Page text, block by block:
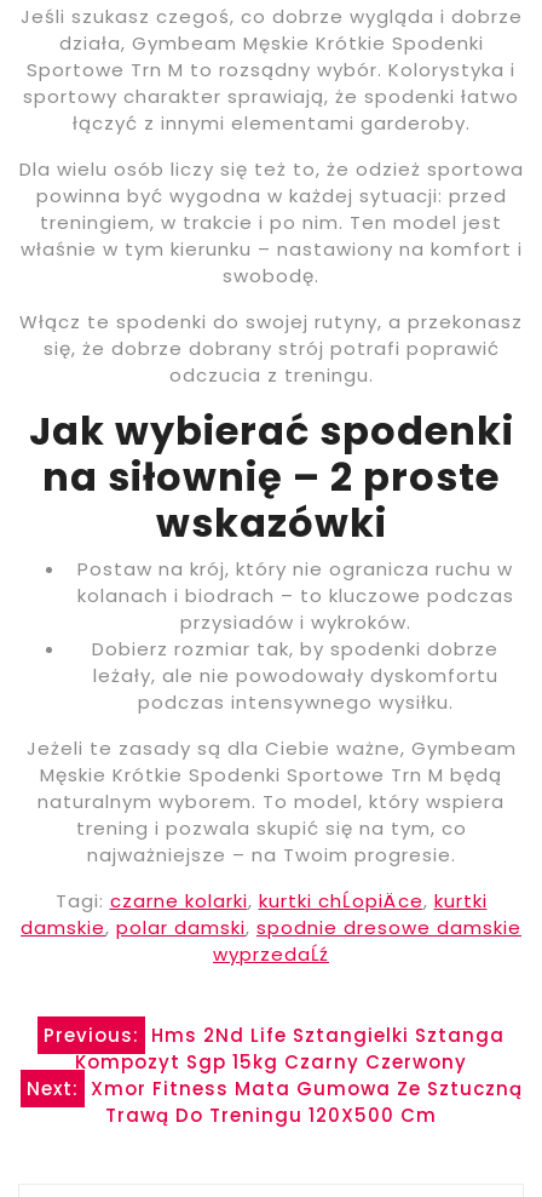
Jeśli szukasz czegoś, co dobrze wygląda i dobrze
działa, Gymbeam Męskie Krótkie Spodenki
Sportowe Trn M to rozsądny wybór. Kolorystyka i
sportowy charakter sprawiają, że spodenki łatwo
łączyć z innymi elementami garderoby.
Dla wielu osób liczy się też to, że odzież sportowa
powinna być wygodna w każdej sytuacji: przed
treningiem, w trakcie i po nim. Ten model jest
właśnie w tym kierunku – nastawiony na komfort i
swobodę.
Włącz te spodenki do swojej rutyny, a przekonasz
się, że dobrze dobrany strój potrafi poprawić
odczucia z treningu.
Jak wybierać spodenki
na siłownię – 2 proste
wskazówki
Postaw na krój, który nie ogranicza ruchu w
kolanach i biodrach – to kluczowe podczas
przysiadów i wykroków.
Dobierz rozmiar tak, by spodenki dobrze
leżały, ale nie powodowały dyskomfortu
podczas intensywnego wysiłku.
Jeżeli te zasady są dla Ciebie ważne, Gymbeam
Męskie Krótkie Spodenki Sportowe Trn M będą
naturalnym wyborem. To model, który wspiera
trening i pozwala skupić się na tym, co
najważniejsze – na Twoim progresie.
Tagi: czarne kolarki, kurtki chĹopiÄce, kurtki
damskie, polar damski, spodnie dresowe damskie
wyprzedaĹź
Nawigacja
wpisu
Previous:
Hms 2Nd Life Sztangielki Sztanga
Kompozyt Sgp 15kg Czarny Czerwony
Next:
Xmor Fitness Mata Gumowa Ze Sztuczną
Trawą Do Treningu 120X500 Cm